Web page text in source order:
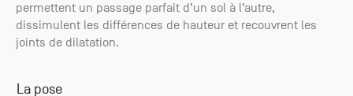
permettent un passage parfait d’un sol à l’autre,
dissimulent les différences de hauteur et recouvrent les
joints de dilatation.
La pose